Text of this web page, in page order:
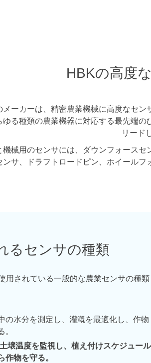
HBKの高度
メーカーは、精密農業機械に高度なセ
ゆる種類の農業機器に対応する最先端
リード
機械用のセンサには、ダウンフォース
ンサ、ドラフトロードピン、ホイールフ
るセンサの種類
用されている一般的な農業センサの種類
の水分を測定し、灌漑を最適化し、作物
壌温度を監視し、植え付けスケジュール
作物を守る。